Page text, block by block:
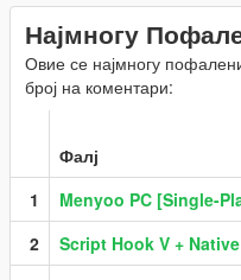
Најмногу
Овие се најмногу
број на коментари:
Фалј
1
Menyoo PC [Single-
2
Script Hook V +